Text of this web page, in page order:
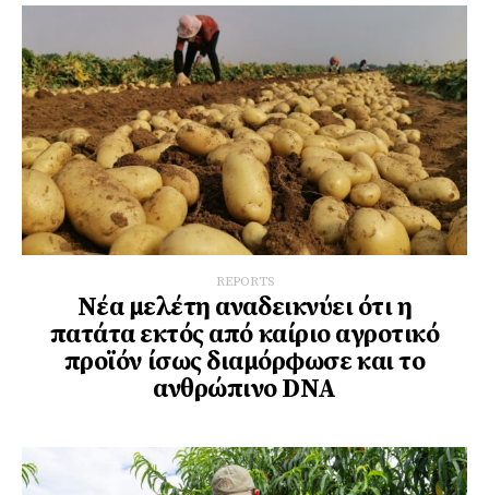
REPORTS
Νέα μελέτη αναδεικνύει ότι η
πατάτα εκτός από καίριο αγροτικό
προϊόν ίσως διαμόρφωσε και το
ανθρώπινο DNA